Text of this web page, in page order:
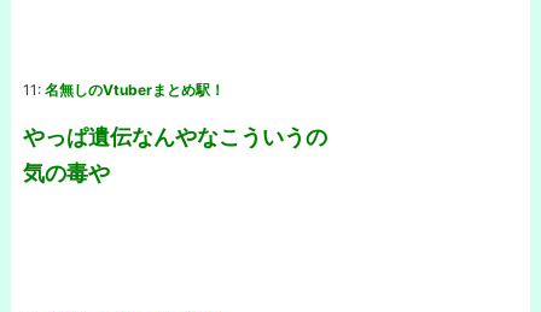
11: 名無しのVtuberまとめ駅！
やっぱ遺伝なんやなこういうの
気の毒や